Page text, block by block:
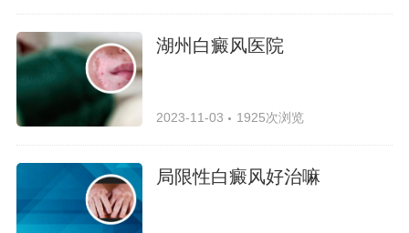
湖州白癜风医院
2023-11-03 1925次浏览
局限性白癜风好治嘛